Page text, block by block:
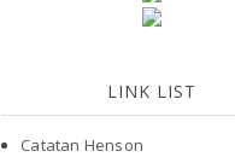
LINK LIST
Catatan Henson